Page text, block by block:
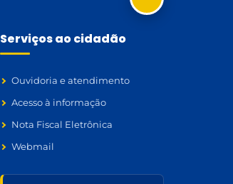
Serviços ao cidadão
Ouvidoria e atendimento
Acesso à informação
Nota Fiscal Eletrônica
Webmail